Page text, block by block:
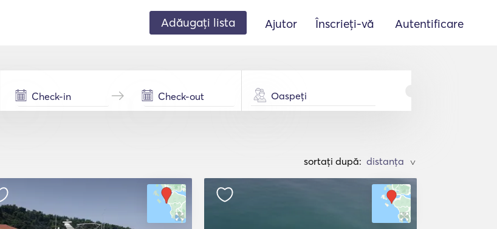
Adăugați lista Ajutor Înscrieți-vă Autentificare
Oaspeți
sortați după: >